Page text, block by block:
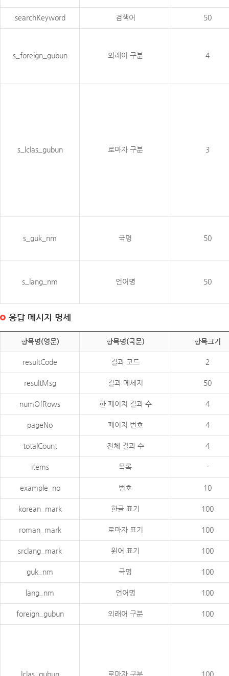
searchKeyword 검색어 50
s_foreign_gubun 외래어 구분 4
s_lclas_gubun 로마자 구분 3
s_guk_nm 국명 50
s_lang_nm 언어명 50
응답 메시지 명세
항목명(영문) 항목명(국문) 항목크기
resultCode 결과 코드 2
resultMsg 결과 메세지 50
numOfRows 한 페이지 결과 수 4
pageNo 페이지 번호 4
totalCount 전체 결과 수 4
items 목록 -
example_no 번호 10
korean_mark 한글 표기 100
roman_mark 로마자 표기 100
srclang_mark 원어 표기 100
guk_nm 국명 100
lang_nm 언어명 100
foreign_gubun 외래어 구분 100
lclas_gubun 로마자 구분 100